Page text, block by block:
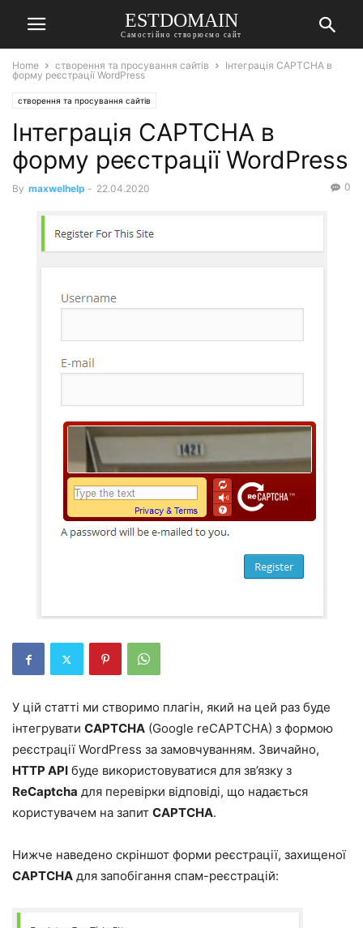
ESTDOMAIN
Самостійно створюємо сайт
Home створення та просування сайтів
Інтеграція CAPTCHA в
форму реєстрації WordPress
створення та просування сайтів
Інтеграція CAPTCHA в
форму реєстрації WordPress
By maxwelhelp - 22.04.2020 0
У цій статті ми створимо плагін, який на цей раз буде
інтегрувати CAPTCHA (Google reCAPTCHA) з формою
реєстрації WordPress за замовчуванням. Звичайно,
HTTP API буде використовуватися для зв’язку з
ReCaptcha для перевірки відповіді, що надається
користувачем на запит CAPTCHA.
Нижче наведено скріншот форми реєстрації, захищеної
CAPTCHA для запобігання спам-реєстрацій: